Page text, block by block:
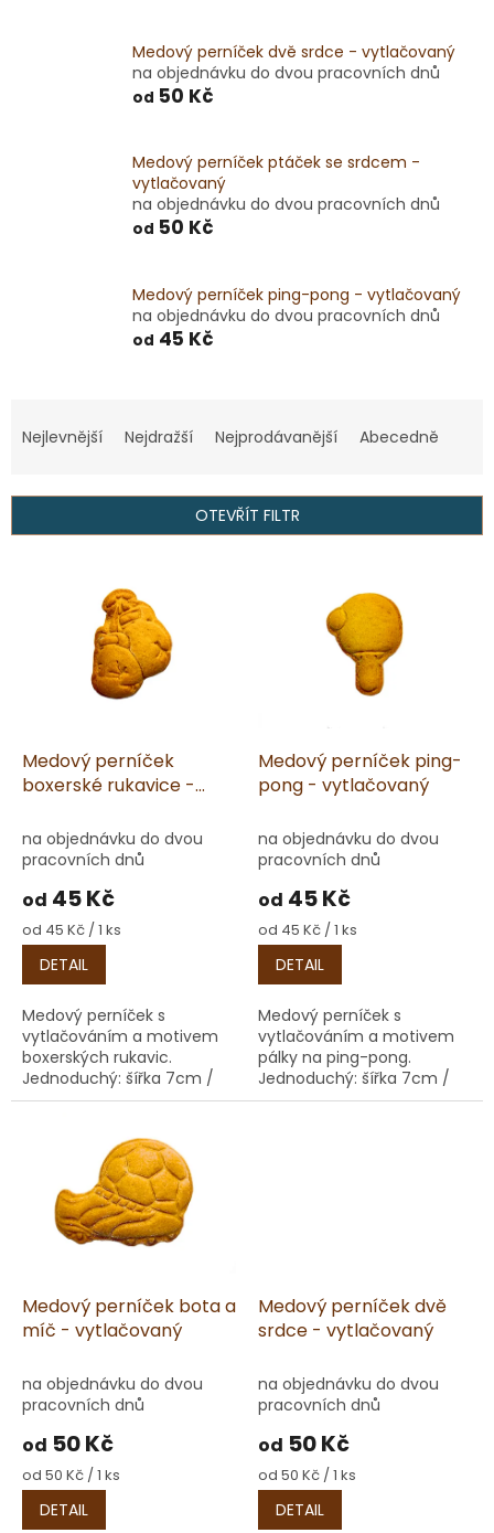
Medový perníček dvě srdce - vytlačovaný
na objednávku do dvou pracovních dnů
od 50 Kč
Medový perníček ptáček se srdcem -
vytlačovaný
na objednávku do dvou pracovních dnů
od 50 Kč
Medový perníček ping-pong - vytlačovaný
na objednávku do dvou pracovních dnů
od 45 Kč
a
í
Nejlevnější Nejdražší Nejprodávanější Abecedně
OTEVŘÍT FILTR
d
ů
Medový perníček
boxerské rukavice -
na objednávku do dvou
pracovních dnů
od 45 Kč
Měrná
cena:
od 45 Kč / 1 ks
DETAIL
Medový perníček s
vytlačováním a motivem
boxerských rukavic.
Jednoduchý: šířka 7cm /
výška 8,3cm / hloubka 1cm
7cm / výška 8,3cm /
hloubka 2cm / váha 40g
Medový perníček ping-
pong - vytlačovaný
na objednávku do dvou
pracovních dnů
od 45 Kč
Měrná
cena:
od 45 Kč / 1 ks
DETAIL
Medový perníček s
vytlačováním a motivem
pálky na ping-pong.
Jednoduchý: šířka 7cm /
výška 9cm / hloubka 1cm /
Medový perníček bota a
míč - vytlačovaný
na objednávku do dvou
pracovních dnů
od 50 Kč
Měrná
cena:
od 50 Kč / 1 ks
DETAIL
Medový perníček dvě
srdce - vytlačovaný
na objednávku do dvou
pracovních dnů
od 50 Kč
Měrná
cena:
od 50 Kč / 1 ks
DETAIL